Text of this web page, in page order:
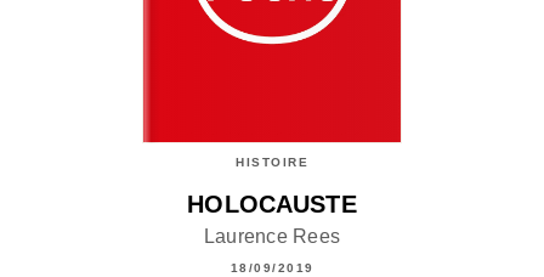
HISTOIRE
HOLOCAUSTE
Laurence Rees
18/09/2019